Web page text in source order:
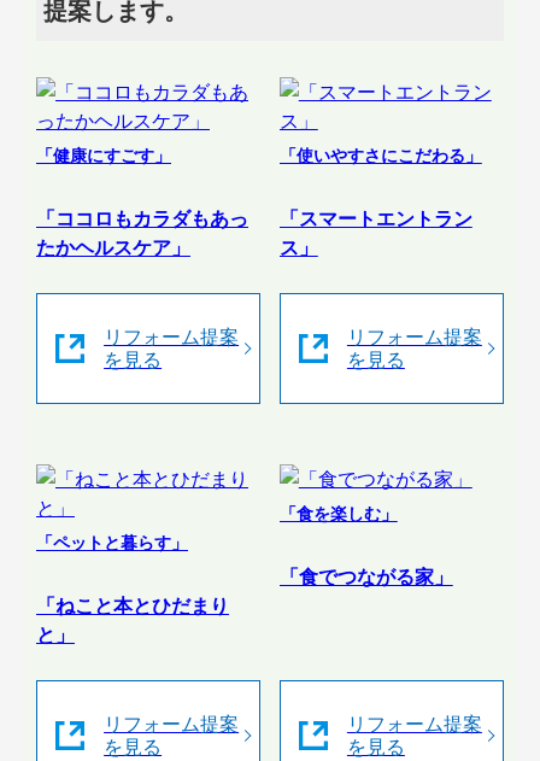
提案します。
「健康にすごす」
「ココロもカラダもあっ
たかヘルスケア」
リフォーム提案
を見る
「使いやすさにこだわる」
「スマートエントラン
ス」
リフォーム提案
を見る
「ペットと暮らす」
「ねこと本とひだまり
と」
リフォーム提案
を見る
「食を楽しむ」
「食でつながる家」
リフォーム提案
を見る